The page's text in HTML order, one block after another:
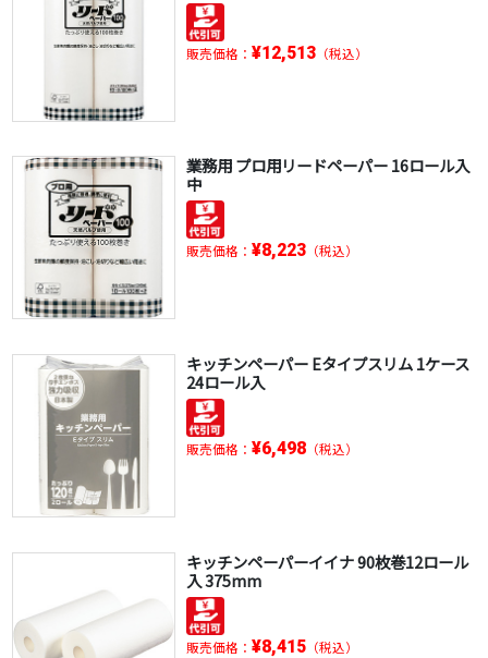
販売価格： ¥12,513（税込）
業務用 プロ用リードペーパー 16ロール入
中
販売価格： ¥8,223（税込）
キッチンペーパー Eタイプスリム 1ケース
24ロール入
販売価格： ¥6,498（税込）
キッチンペーパーイイナ 90枚巻12ロール
入 375mm
販売価格： ¥8,415（税込）